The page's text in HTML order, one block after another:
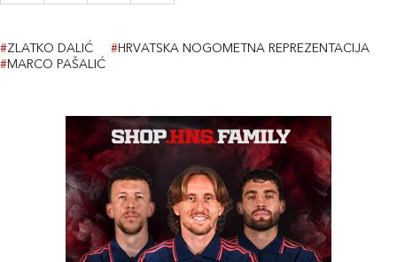
#ZLATKO DALIĆ #HRVATSKA NOGOMETNA REPREZENTACIJA
#MARCO PAŠALIĆ